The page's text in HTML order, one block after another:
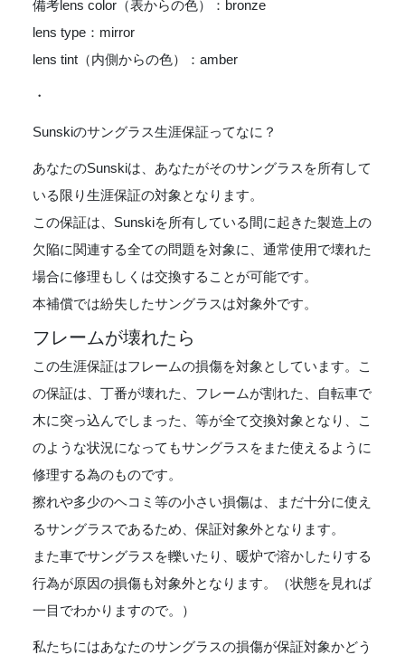
備考lens color（表からの色）：bronze
lens type：mirror
lens tint（内側からの色）：amber
・
Sunskiのサングラス生涯保証ってなに？
あなたのSunskiは、あなたがそのサングラスを所有して
いる限り生涯保証の対象となります。
この保証は、Sunskiを所有している間に起きた製造上の
欠陥に関連する全ての問題を対象に、通常使用で壊れた
場合に修理もしくは交換することが可能です。
本補償では紛失したサングラスは対象外です。
フレームが壊れたら
この生涯保証はフレームの損傷を対象としています。こ
の保証は、丁番が壊れた、フレームが割れた、自転車で
木に突っ込んでしまった、等が全て交換対象となり、こ
のような状況になってもサングラスをまた使えるように
修理する為のものです。
擦れや多少のヘコミ等の小さい損傷は、まだ十分に使え
るサングラスであるため、保証対象外となります。
また車でサングラスを轢いたり、暖炉で溶かしたりする
行為が原因の損傷も対象外となります。（状態を見れば
一目でわかりますので。）
私たちにはあなたのサングラスの損傷が保証対象かどう